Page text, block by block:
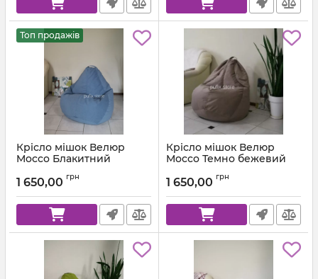
Топ продажів
Крісло мішок Велюр
Mocco Блакитний
1 650,00 грн
Крісло мішок Велюр
Mocco Темно бежевий
1 650,00 грн